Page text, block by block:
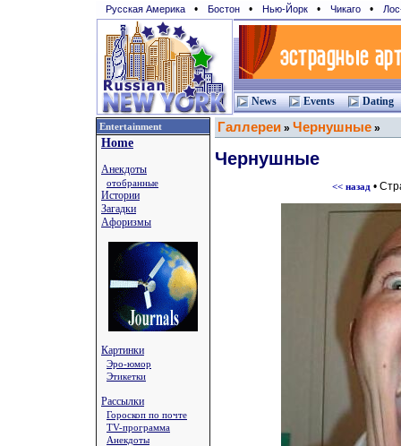
Русская Америка • Бостон • Нью-Йорк • Чикаго •
News Events Dating
Entertainment
Home
Анекдоты
отобранные
Истории
Загадки
Афоризмы
Картинки
Эро-юмор
Этикетки
Рассылки
Гороскоп по почте
TV-программа
Анекдоты
Галлереи » Чернушные »
Чернушные
<< назад •